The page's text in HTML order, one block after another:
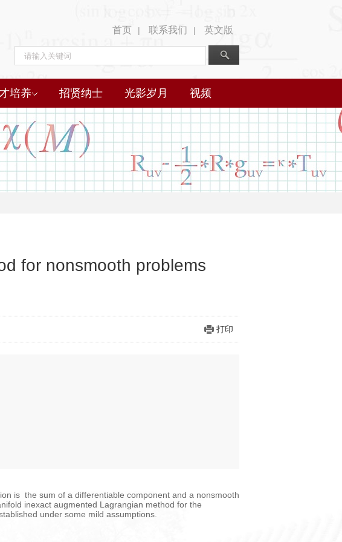
首页 | 联系我们 | 英文版
培养 招贤纳士 光影岁月 视频
for nonsmooth problems
打印
is the sum of a differentiable component and a nonsmooth
inexact augmented Lagrangian method for the
under some mild assumptions.